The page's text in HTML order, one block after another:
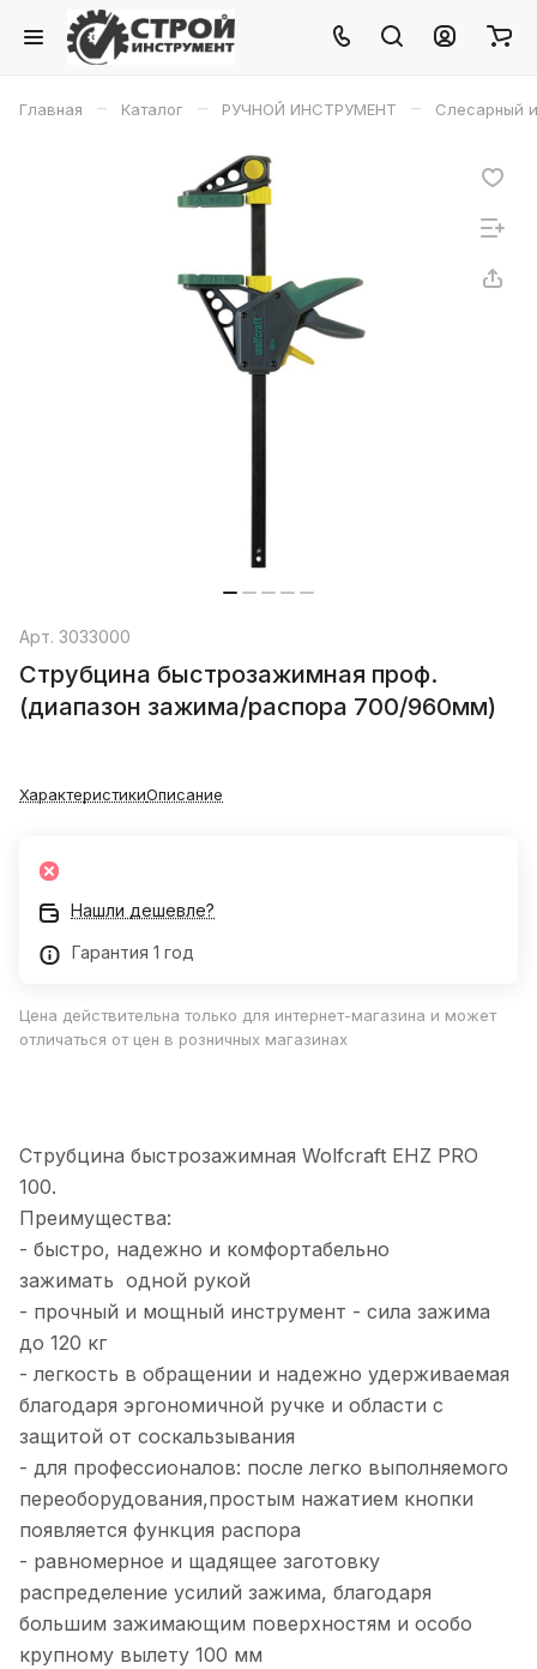
Главная – Каталог – РУЧНОЙ ИНСТРУМЕНТ – Слесарный
Арт. 3033000
Струбцина быстрозажимная проф.
(диапазон зажима/распора 700/960мм)
ХарактеристикиОписание
Нашли дешевле?
Гарантия 1 год
Цена действительна только для интернет-магазина и может
отличаться от цен в розничных магазинах
Струбцина быстрозажимная Wolfcraft EHZ PRO
100.
Преимущества:
- быстро, надежно и комфортабельно
зажимать одной рукой
- прочный и мощный инструмент - сила зажима
до 120 кг
- легкость в обращении и надежно удерживаемая
благодаря эргономичной ручке и области с
защитой от соскальзывания
- для профессионалов: после легко выполняемого
переоборудования,простым нажатием кнопки
появляется функция распора
- равномерное и щадящее заготовку
распределение усилий зажима, благодаря
большим зажимающим поверхностям и особо
крупному вылету 100 мм